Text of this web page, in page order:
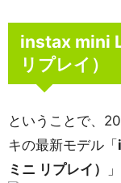
instax mini
リプレイ）
ということで、
キの最新モデル「
ミニ リプレイ）